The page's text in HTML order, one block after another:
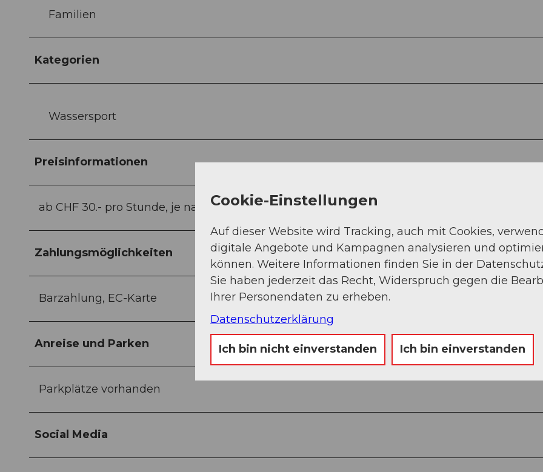
Familien
Kategorien
Wassersport
Preisinformationen
ab CHF 30.- pro Stunde, je nach Boottyp unterschiedlich.
Zahlungsmöglichkeiten
Barzahlung, EC-Karte
Anreise und Parken
Parkplätze vorhanden
Social Media
Cookie-Einstellungen
Auf dieser Website wird Tracking, auch mit Cookies,
digitale Angebote und Kampagnen analysieren und
können. Weitere Informationen finden Sie in der
Sie haben jederzeit das Recht, Widerspruch gegen die
Ihrer Personendaten zu erheben.
Datenschutzerklärung
Ich bin nicht einverstanden Ich bin einverstanden